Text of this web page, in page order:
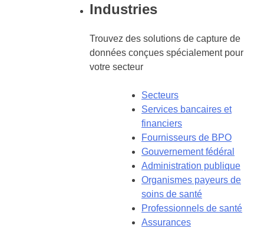
Industries
Trouvez des solutions de capture de
données conçues spécialement pour
votre secteur
Secteurs
Services bancaires et
financiers
Fournisseurs de BPO
Gouvernement fédéral
Administration publique
Organismes payeurs de
soins de santé
Professionnels de santé
Assurances